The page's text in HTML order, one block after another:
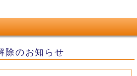
除のお知らせ